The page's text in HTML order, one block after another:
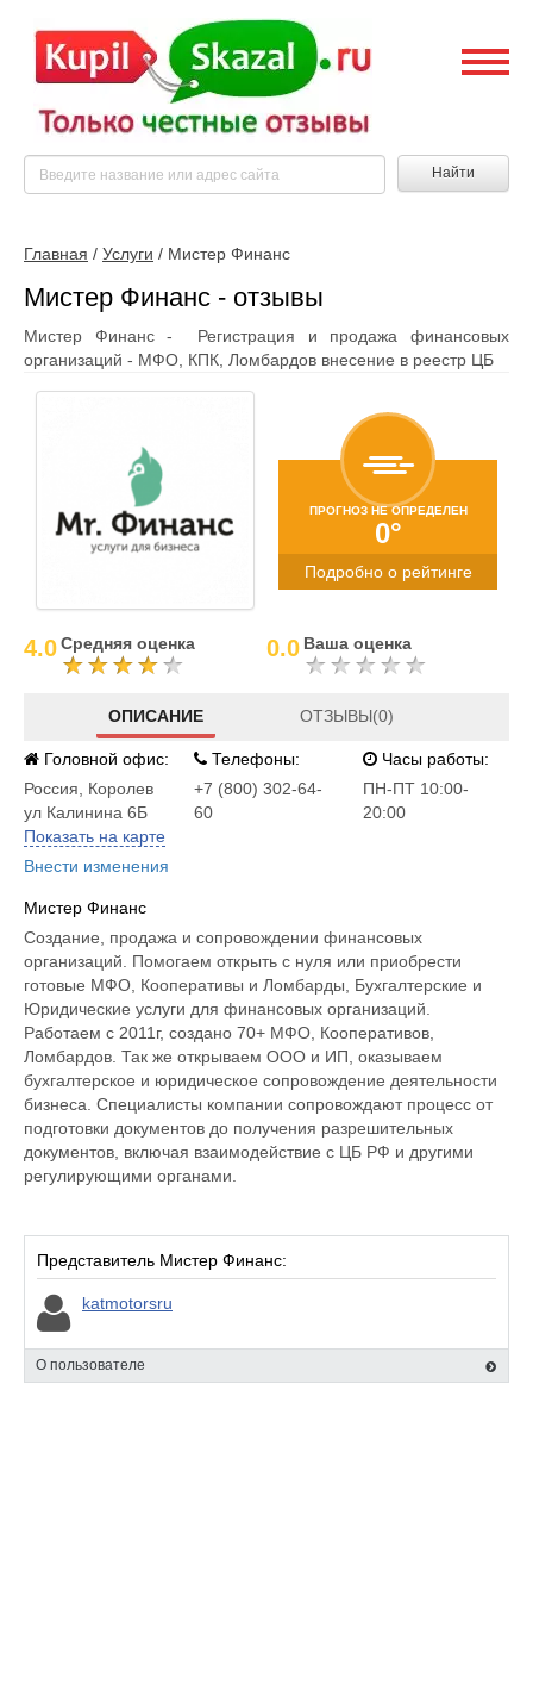
Найти
Главная / Услуги / Мистер Финанс
Мистер Финанс - отзывы
Мистер Финанс - Регистрация и продажа финансовых
организаций - МФО, КПК, Ломбардов внесение в реестр ЦБ
ПРОГНОЗ НЕ ОПРЕДЕЛЕН
0°
Подробно о рейтинге
4.0Средняя оценка 0.0 Ваша оценка
ОПИСАНИЕ ОТЗЫВЫ(0)
Головной офис:
Россия
Королев
ул Калинина 6Б
Показать на карте
Внести изменения
Телефоны:
+7 (800) 302-64-
60
Часы работы:
ПН-ПТ 10:00-
20:00
Мистер Финанс
Создание, продажа и сопровождении финансовых
организаций. Помогаем открыть с нуля или приобрести
готовые МФО, Кооперативы и Ломбарды, Бухгалтерские и
Юридические услуги для финансовых организаций.
Работаем с 2011г, создано 70+ МФО, Кооперативов,
Ломбардов. Так же открываем ООО и ИП, оказываем
бухгалтерское и юридическое сопровождение деятельности
бизнеса. Специалисты компании сопровождают процесс от
подготовки документов до получения разрешительных
документов, включая взаимодействие с ЦБ РФ и другими
регулирующими органами.
Представитель Мистер Финанс:
katmotorsru
О пользователе